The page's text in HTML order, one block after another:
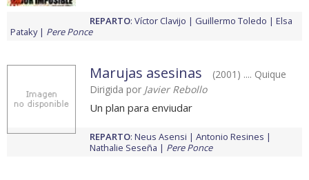
REPARTO: Víctor Clavijo Guillermo Toledo
Elsa
Pataky
Pere Ponce
Marujas asesinas
(2001) .... Quique
Dirigida por Javier Rebollo
Un plan para enviudar
REPARTO: Neus Asensi
Antonio Resines
Nathalie Seseña
Pere Ponce